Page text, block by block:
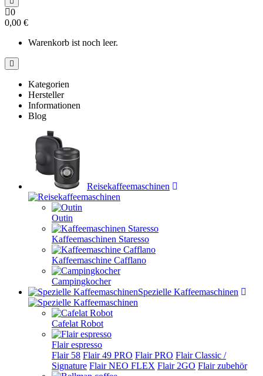
0
0,00 €
Warenkorb ist noch leer.
Kategorien
Hersteller
Informationen
Blog
Reisekaffeemaschinen
Outin
Kaffeemaschinen Staresso
Kaffeemaschine Cafflano
Campingkocher
Spezielle Kaffeemaschinen
Cafelat Robot
Flair espresso
Flair 58 Flair 49 PRO Flair PRO Flair Classic /
Signature Flair NEO FLEX Flair 2GO Flair zubehör